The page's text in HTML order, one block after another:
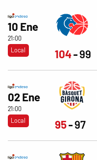
10 Ene
21:00
Local
104 99
02 Ene
21:00
Local
95 97